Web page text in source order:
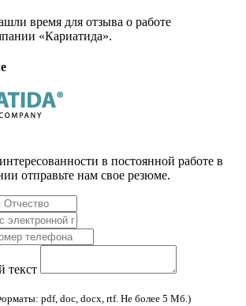
время для отзыва о работе
«Кариатида».
в постоянной работе в
отправьте нам свое резюме.
текст
pdf, doc, docx, rtf. Не более 5 Мб.)